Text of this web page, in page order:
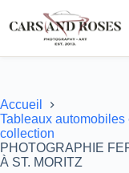
au
contenu
Accueil
Tableaux
collection
PHOTOGRAPHIE
À ST. MORITZ